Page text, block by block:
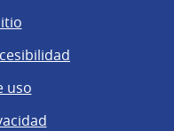
uso